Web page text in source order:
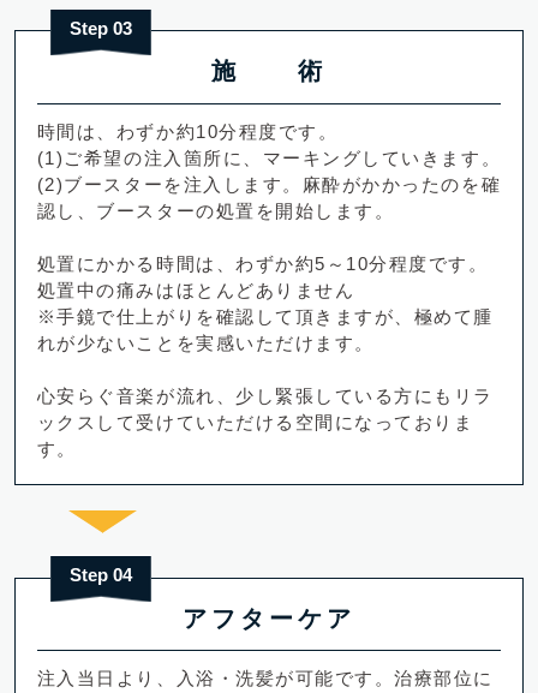
Step 03
施 術
時間は、わずか約10分程度です。
(1)ご希望の注入箇所に、マーキングしていきます。
(2)ブースターを注入します。麻酔がかかったのを確
認し、ブースターの処置を開始します。
処置にかかる時間は、わずか約5～10分程度です。
処置中の痛みはほとんどありません
※手鏡で仕上がりを確認して頂きますが、極めて腫
れが少ないことを実感いただけます。
心安らぐ音楽が流れ、少し緊張している方にもリラ
ックスして受けていただける空間になっておりま
す。
Step 04
アフターケア
注入当日より、入浴・洗髪が可能です。治療部位に